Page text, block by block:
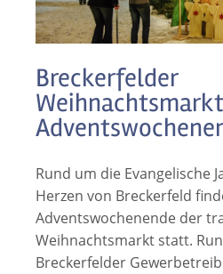
Breckerfelder
Rund um die Evangelische
Herzen von Breckerfeld
Adventswochenende der
Weihnachtsmarkt statt.
Breckerfelder